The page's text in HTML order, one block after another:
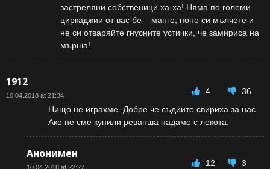
застреляни собственици ха-ха! Няма по големи
циркаджии от вас бе – манго, поне си мълчете и
не си отваряйте гнусните устички, че замириса на
мърша!
1912
10.04.2018 at 21:34 4
36
Нищо не играхме. Добре че съдиите свириха за нас.
Ако не сме купили реванша падаме с лекота.
Анонимен
10.04.2018 at 22:27 12
3